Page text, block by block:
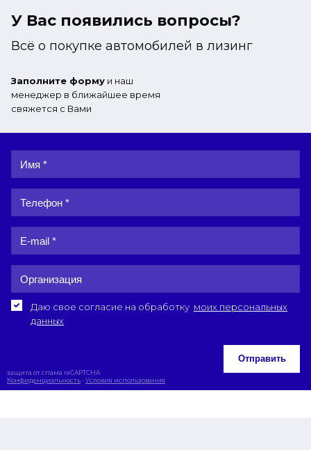
У Вас появились вопросы?
Всё о покупке автомобилей в лизинг
Заполните форму и наш
менеджер в ближайшее время
свяжется с Вами
Даю свое согласие на обработку моих персональных
данных
Отправить
защита от спама reCAPTCHA
Конфиденциальность-Условия использования